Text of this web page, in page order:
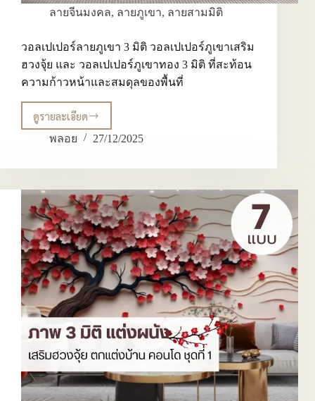
ลายจีนมงคล, ลายภูเขา, ลายสามมิติ
วอลเปเปอร์ลายภูเขา 3 มิติ วอลเปเปอร์ภูเขาเสริม
ฮวงจุ้ย และ วอลเปเปอร์ภูเขาทอง 3 มิติ ที่สะท้อน
ความก้าวหน้าและสมดุลของพื้นที่
ดูรายละเอียดวอลเปเปอร์
ลาย
วอลเปเปอร์
ภูเขา
เส
ริม
ฮ
วง
จุ้ย
และ
วอลเปเปอร์
ภูเขาทอง
3
มิติ
ที่
สะท้อน
ความ
ก้าวหน้า
พลอย 27/12/2025